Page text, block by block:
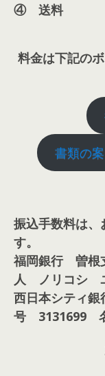
④ 送料
料金は下記の
書類の
振込手数料は、
す。
福岡銀行 曽
人 ノリコシ
西日本シティ
号 3131699